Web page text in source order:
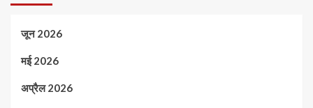
जून 2026
मई 2026
अप्रैल 2026